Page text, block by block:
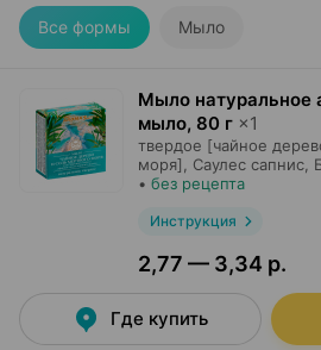
Все формы Мыло
Мыло натуральное
мыло, 80 г ×1
твердое [чайное
моря],
Саулес сапнис ,
• без рецепта
Инструкция
2,77 — 3,34 р.
Где купить